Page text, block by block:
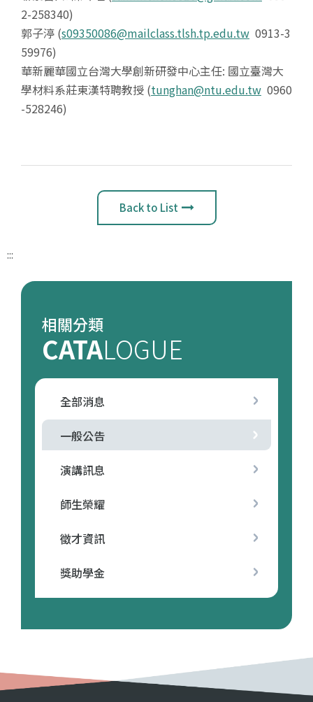
2-258340)
郭子渟 (s09350086@mailclass.tlsh.tp.edu.tw 0913-3
59976)
華新麗華國立台灣大學創新研發中心主任: 國立臺灣大
學材料系莊東漢特聘教授 (tunghan@ntu.edu.tw 0960
-528246)
Back to List
:::
相關分類
CATALOGUE
全部消息
一般公告
演講訊息
師生榮耀
徵才資訊
獎助學金